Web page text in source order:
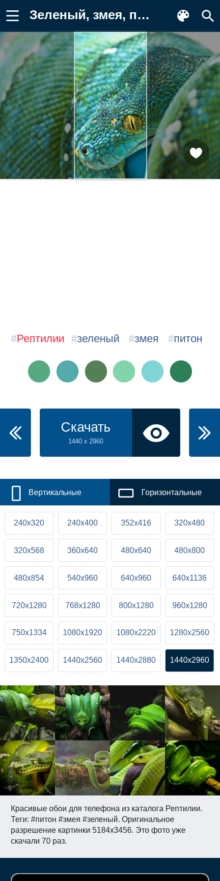
Зеленый, змея, питон Обои для телефона
Красивые обои для телефона из каталога Рептилии.
Теги: #питон #змея #зеленый. Оригинальное
разрешение картинки 5184x3456. Это фото уже
скачали 70 раз.
#Рептилии #зеленый #змея #питон
Скачать
1440 x 2960
Вертикальные Горизонтальные
240x320 240x400 352x416 320x480
320x568 360x640 480x640 480x800
480x854 540x960 640x960 640x1136
720x1280 768x1280 800x1280 960x1280
750x1334 1080x1920 1080x2220 1280x2560
1350x2400 1440x2560 1440x2880 1440x2960